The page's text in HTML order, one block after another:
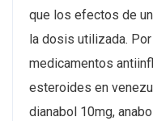
que los efectos de
la dosis utilizada.
medicamentos
esteroides en
dianabol 10mg,